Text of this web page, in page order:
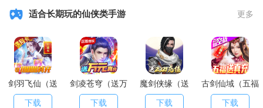
适合长期玩的仙侠类手游 更多
剑羽飞仙（送
10000真充）
下载
剑凌苍穹（送万
元真充）
下载
魔剑侠缘（送
2021充值）
下载
古剑仙域（五福
送真充）
下载